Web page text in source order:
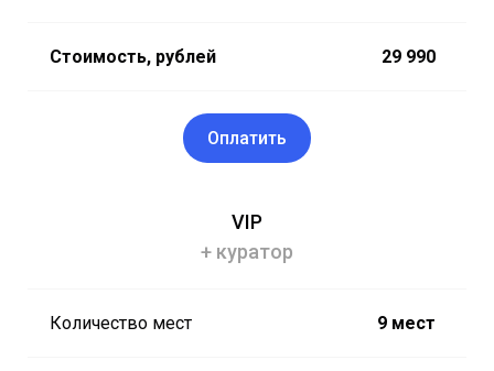
Стоимость, рублей 29 990
Оплатить
VIP
+ куратор
Количество мест 9 мест